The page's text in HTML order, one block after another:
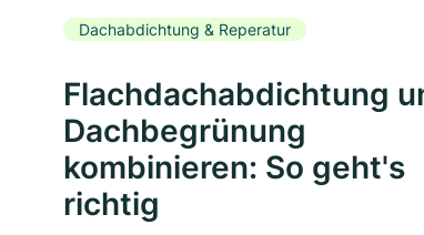
Dachabdichtung & Reperatur
Flachdachabdichtung
Dachbegrünung
kombinieren: So geht's
richtig